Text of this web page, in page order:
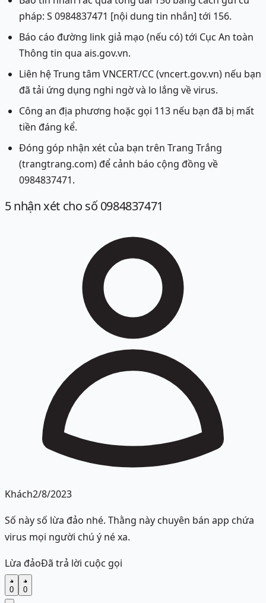
pháp: S 0984837471 [nội dung tin nhắn] tới 156.
Báo cáo đường link giả mạo (nếu có) tới Cục An toàn
Thông tin qua ais.gov.vn.
Liên hệ Trung tâm VNCERT/CC (vncert.gov.vn) nếu bạn
đã tải ứng dụng nghi ngờ và lo lắng về virus.
Công an địa phương hoặc gọi 113 nếu bạn đã bị mất
tiền đáng kể.
Đóng góp nhận xét của bạn trên Trang Trắng
(trangtrang.com) để cảnh báo cộng đồng về
0984837471.
5nhận xét cho số 0984837471
Khách2/8/2023
Số này số lừa đảo nhé. Thằng này chuyên bán app chứa
virus mọi người chú ý né xa.
Lừa đảoĐã trả lời cuộc gọi
0 0